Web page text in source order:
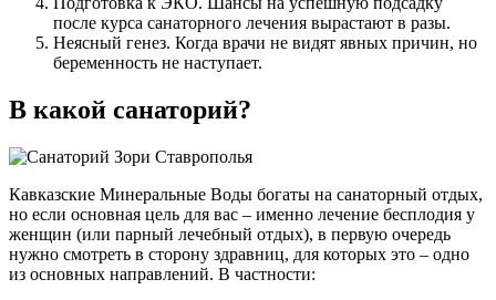
после курса санаторного лечения вырастают в разы.
Неясный генез. Когда врачи не видят явных причин, но
беременность не наступает.
В какой санаторий?
Кавказские Минеральные Воды богаты на санаторный отдых,
но если основная цель для вас – именно лечение бесплодия у
женщин (или парный лечебный отдых), в первую очередь
нужно смотреть в сторону здравниц, для которых это – одно
из основных направлений. В частности: